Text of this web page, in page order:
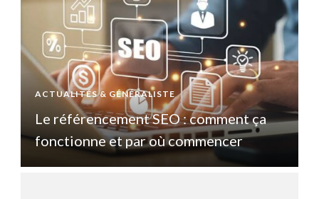
ACTUALITÉS & GÉNÉRALISTE
Le référencement SEO : comment ça
fonctionne et par où commencer